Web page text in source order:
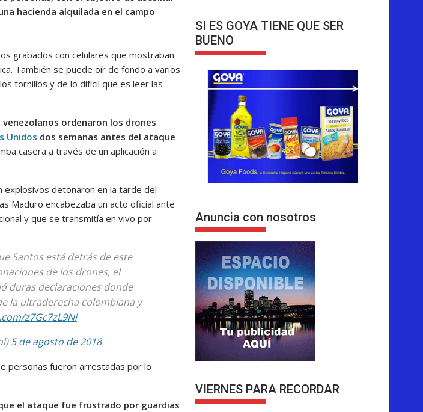
hacienda alquilada en el campo
grabados con celulares que mostraban
También se puede oír de fondo a varios
tornillos y de lo difícil que es leer las
ordenaron los drones
Unidos dos semanas antes del ataque
casera a través de un aplicación a
explosivos detonaron en la tarde del
Maduro encabezaba un acto oficial ante
y que se transmitía en vivo por
Santos está detrás de este
de los drones, el
duras declaraciones donde
la ultraderecha colombiana y
z7Gc7zL9Ni
5 de agosto de 2018
personas fueron arrestadas por lo
el ataque fue frustrado por guardias
SI ES GOYA TIENE QUE SER
BUENO
Anuncia con nosotros
VIERNES PARA RECORDAR